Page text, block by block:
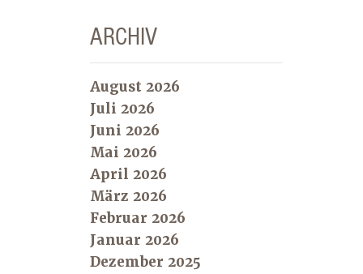
ARCHIV
August 2026
Juli 2026
Juni 2026
Mai 2026
April 2026
März 2026
Februar 2026
Januar 2026
Dezember 2025